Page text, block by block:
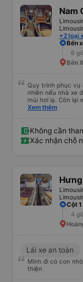
Nam
+2 loại
Bến
6
Bến
Quy trình phục vụ
nhiên nếu nhà xe
mùi hơi lạ. Còn lại
tháng vừa rồi: tài
Xem thêm
Không cần
Xác nhận chỗ
Cột
4
Lái xe an toàn
Mình đi có con
thiện